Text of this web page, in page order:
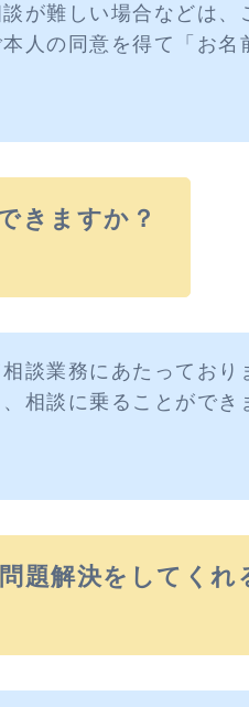
が難しい場合などは、
人の同意を得て「お
きますか？
談業務にあたってお
相談に乗ることができ
題解決をしてくれ